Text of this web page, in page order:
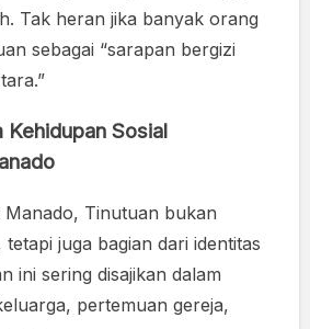
Tak heran jika banyak orang
sebagai “sarapan bergizi
Kehidupan Sosial
Manado, Tinutuan bukan
juga bagian dari identitas
ini sering disajikan dalam
pertemuan gereja,